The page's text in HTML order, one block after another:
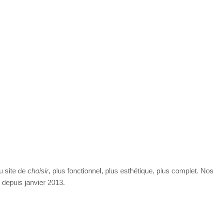
site de choisir, plus fonctionnel, plus esthétique, plus complet. Nos
janvier 2013.